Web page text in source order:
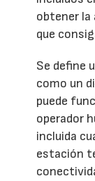
obtener la
que
Se define
como un
puede
operador
incluida
estación